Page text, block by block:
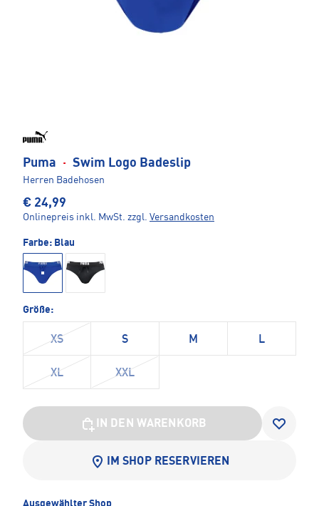
Puma · Swim Logo Badeslip
Herren Badehosen
€ 24,99
Onlinepreis inkl. MwSt. zzgl. Versandkosten
Farbe: Blau
Größe:
XS S M L
XL XXL
IN DEN WARENKORB
IM SHOP RESERVIEREN